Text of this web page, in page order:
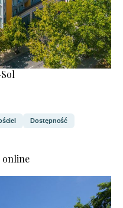
Dostępność
online